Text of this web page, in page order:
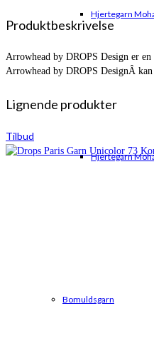
Hjertegarn
Hjertegarn
Bomuldsgarn
Produktbeskrivelse
Arrowhead by DROPS Design er
Arrowhead by DROPS DesignÂ
Lignende produkter
Tilbud